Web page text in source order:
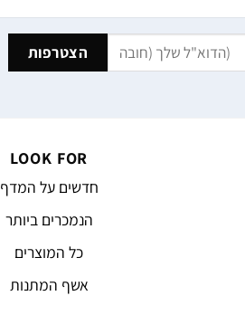
LOOK FOR
חדשים על המדף
הנמכרים ביותר
כל המוצרים
אשף המתנות